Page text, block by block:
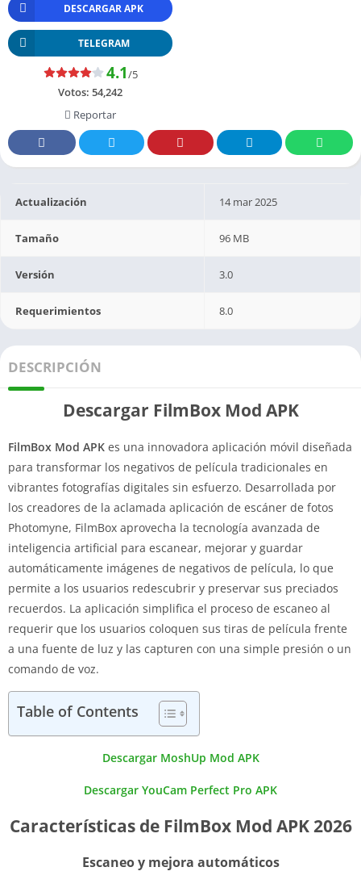
DESCARGAR APK
TELEGRAM
4.1/5
Votos: 54,242
Reportar
Actualización 14 mar 2025
Tamaño 96 MB
Versión 3.0
Requerimientos 8.0
DESCRIPCIÓN
Descargar FilmBox Mod APK
FilmBox Mod APK es una innovadora aplicación móvil diseñada
para transformar los negativos de película tradicionales en
vibrantes fotografías digitales sin esfuerzo. Desarrollada por
los creadores de la aclamada aplicación de escáner de fotos
Photomyne, FilmBox aprovecha la tecnología avanzada de
inteligencia artificial para escanear, mejorar y guardar
automáticamente imágenes de negativos de película, lo que
permite a los usuarios redescubrir y preservar sus preciados
recuerdos. La aplicación simplifica el proceso de escaneo al
requerir que los usuarios coloquen sus tiras de película frente
a una fuente de luz y las capturen con una simple presión o un
comando de voz.
Table of Contents
Descargar MoshUp Mod APK
Descargar YouCam Perfect Pro APK
Características de FilmBox Mod APK 2026
Escaneo y mejora automáticos